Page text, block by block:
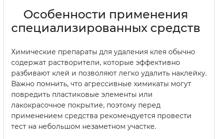
Особенности применения
специализированных средств
Химические препараты для удаления клея обычно
содержат растворители, которые эффективно
разбивают клей и позволяют легко удалить наклейку.
Важно помнить, что агрессивные химикаты могут
повредить пластиковые элементы или
лакокрасочное покрытие, поэтому перед
применением средства рекомендуется провести
тест на небольшом незаметном участке.